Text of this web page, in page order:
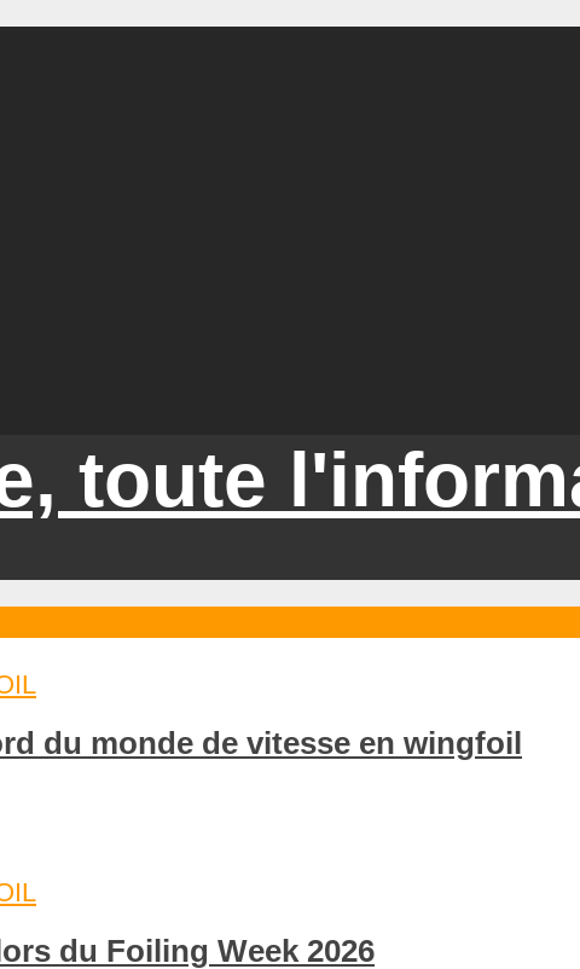
du monde de vitesse en wingfoil
du Foiling Week 2026